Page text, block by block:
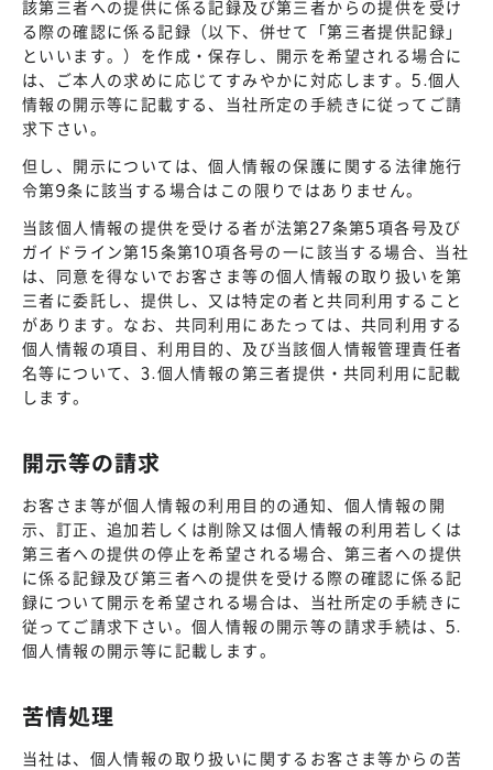
該第三者への提供に係る記録及び第三者からの提供を受け
る際の確認に係る記録（以下、併せて「第三者提供記録」
といいます。）を作成・保存し、開示を希望される場合に
は、ご本人の求めに応じてすみやかに対応します。5.個人
情報の開示等に記載する、当社所定の手続きに従ってご請
求下さい。
但し、開示については、個人情報の保護に関する法律施行
令第9条に該当する場合はこの限りではありません。
当該個人情報の提供を受ける者が法第27条第5項各号及び
ガイドライン第15条第10項各号の一に該当する場合、当社
は、同意を得ないでお客さま等の個人情報の取り扱いを第
三者に委託し、提供し、又は特定の者と共同利用すること
があります。なお、共同利用にあたっては、共同利用する
個人情報の項目、利用目的、及び当該個人情報管理責任者
名等について、3.個人情報の第三者提供・共同利用に記載
します。
開示等の請求
お客さま等が個人情報の利用目的の通知、個人情報の開
示、訂正、追加若しくは削除又は個人情報の利用若しくは
第三者への提供の停止を希望される場合、第三者への提供
に係る記録及び第三者への提供を受ける際の確認に係る記
録について開示を希望される場合は、当社所定の手続きに
従ってご請求下さい。個人情報の開示等の請求手続は、5.
個人情報の開示等に記載します。
苦情処理
当社は、個人情報の取り扱いに関するお客さま等からの苦